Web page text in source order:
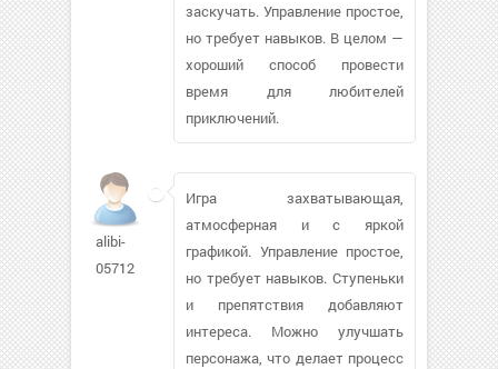
заскучать. Управление простое,
но требует навыков. В целом —
хороший способ провести
время для любителей
приключений.
alibi-
05712
Игра захватывающая,
атмосферная и с яркой
графикой. Управление простое,
но требует навыков. Ступеньки
и препятствия добавляют
интереса. Можно улучшать
персонажа, что делает процесс